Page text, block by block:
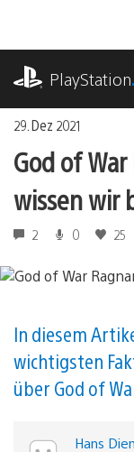
springen
PlayStation
29. Dez 2021
God of
wissen wir
2 0 25
In diesem
wichtigsten
über God of
Hans